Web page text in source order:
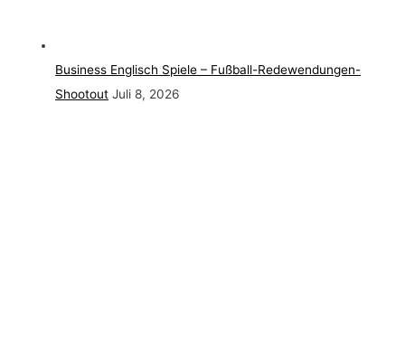
Business Englisch Spiele – Fußball-Redewendungen-
Shootout Juli 8, 2026